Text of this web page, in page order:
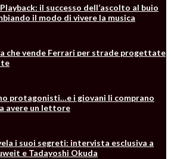
il successo dell’ascolto al buio
il modo di vivere la musica
che vende Ferrari per strade progettate
protagonisti…e i giovani li comprano
avere un lettore
i suoi segreti: intervista esclusiva a
e Tadayoshi Okuda